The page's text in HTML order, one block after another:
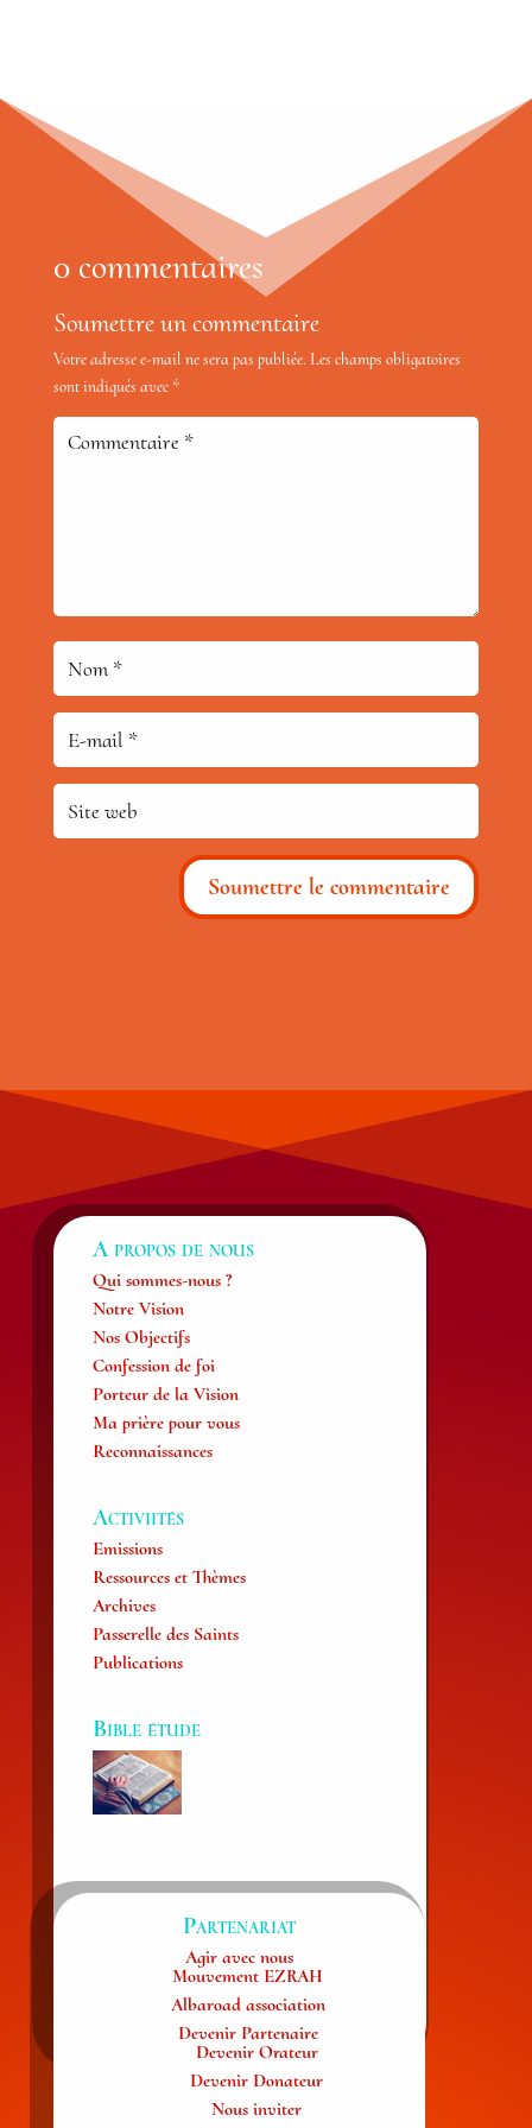
0 commentaires
Soumettre un commentaire
Votre adresse e-mail ne sera pas publiée. Les champs obligatoires
sont indiqués avec *
Soumettre le commentaire
A propos de nous
Qui sommes-nous ?
Notre Vision
Nos Objectifs
Confession de foi
Porteur de la Vision
Ma prière pour vous
Reconnaissances
Activiités
Emissions
Ressources et Thèmes
Archives
Passerelle des Saints
Publications
Bible étude
Partenariat
Agir avec nous
Mouvement EZRAH
Albaroad association
Devenir Partenaire
Devenir Orateur
Devenir Donateur
Nous inviter